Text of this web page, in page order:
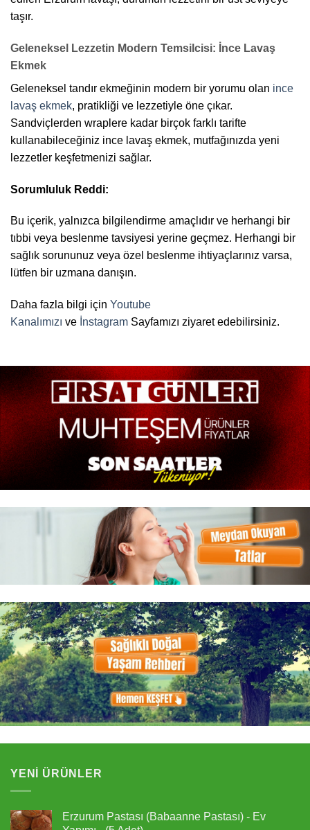
taşır.
Geleneksel Lezzetin Modern Temsilcisi: İnce Lavaş
Ekmek
Geleneksel tandır ekmeğinin modern bir yorumu olan ince
lavaş ekmek, pratikliği ve lezzetiyle öne çıkar.
Sandviçlerden wraplere kadar birçok farklı tarifte
kullanabileceğiniz ince lavaş ekmek, mutfağınızda yeni
lezzetler keşfetmenizi sağlar.
Sorumluluk Reddi:
Bu içerik, yalnızca bilgilendirme amaçlıdır ve herhangi bir
tıbbi veya beslenme tavsiyesi yerine geçmez. Herhangi bir
sağlık sorununuz veya özel beslenme ihtiyaçlarınız varsa,
lütfen bir uzmana danışın.
Daha fazla bilgi için Youtube
Kanalımızı ve İnstagram Sayfamızı ziyaret edebilirsiniz.
YENI ÜRÜNLER
Erzurum Pastası (Babaanne Pastası) - Ev